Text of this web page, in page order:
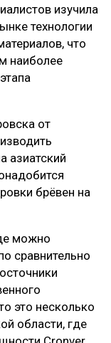
изучила
технологии
что
наиболее
от
азиатский
брёвен на
можно
сравнительно
это несколько
области, где